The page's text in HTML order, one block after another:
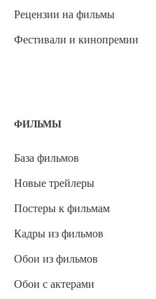
Рецензии на фильмы
Фестивали и кинопремии
ФИЛЬМЫ
База фильмов
Новые трейлеры
Постеры к фильмам
Кадры из фильмов
Обои из фильмов
Обои с актерами